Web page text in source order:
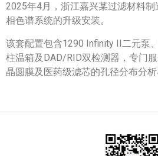
2025年4月，浙江嘉兴某过滤材料
相色谱系统的升级安装。
该套配置包含1290 Infinity II二元泵
柱温箱及DAD/RID双检测器，专门
晶圆膜及医药级滤芯的孔径分布分析